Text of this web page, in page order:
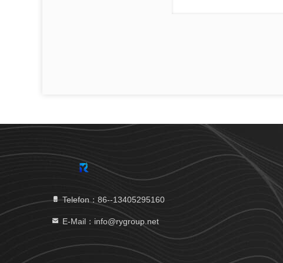
Telefon：86--13405295160
E-Mail：info@rygroup.net